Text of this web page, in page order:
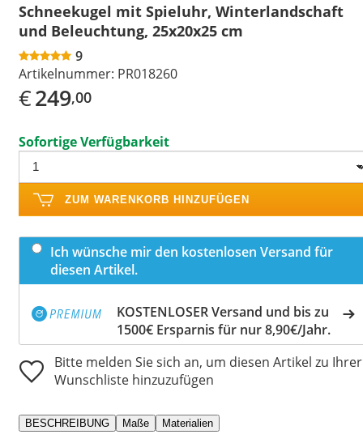
Schneekugel mit Spieluhr, Winterlandschaft
und Beleuchtung, 25x20x25 cm
9
Artikelnummer: PR018260
€249,00
Sofortige Verfügbarkeit
ZUM WARENKORB HINZUFÜGEN
Ich wünsche mir den kostenlosen Versand für
diesen Artikel.
KOSTENLOSER Versand und bis zu
1500€ Ersparnis für nur 8,90€/Jahr.
Bitte melden Sie sich an, um diesen Artikel zu Ihrer
Wunschliste hinzuzufügen
BESCHREIBUNG Maße Materialien